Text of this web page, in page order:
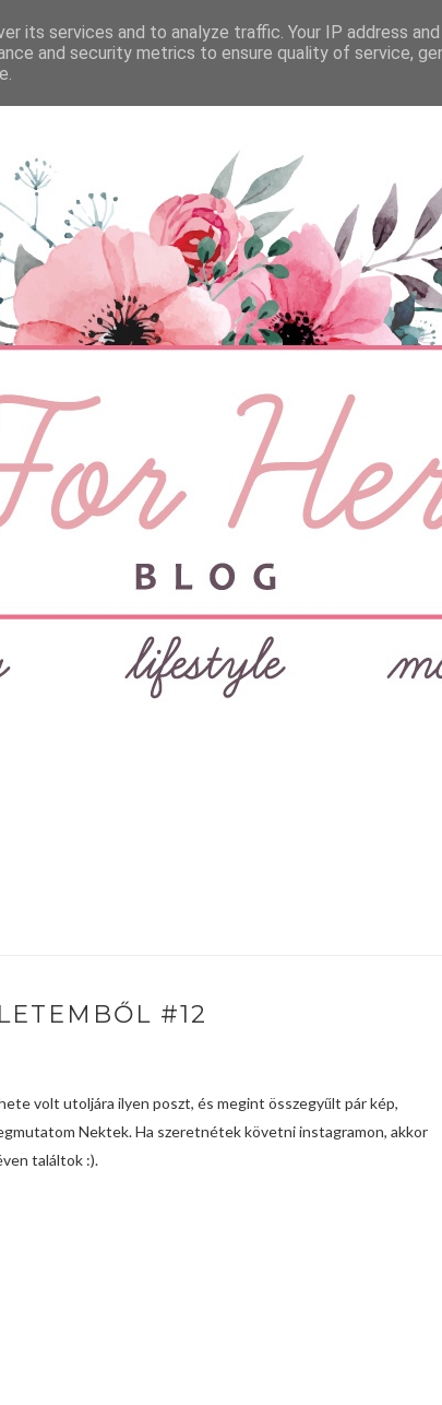
BABA SZEMÉLYES VIDEÓ
#12
volt utoljára ilyen poszt, és megint összegyűlt pár kép,
Nektek. Ha szeretnétek követni instagramon, akkor
találtok :).
its services and to analyze traffic. Your IP address
and security metrics to ensure quality of service,